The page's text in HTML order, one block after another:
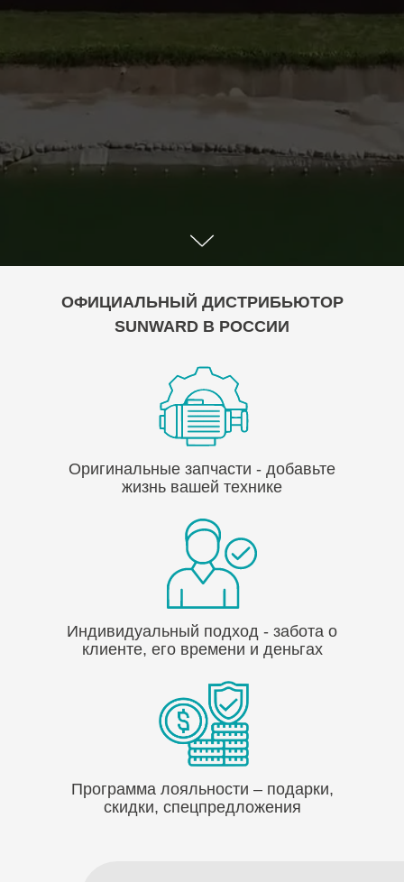
Программа лояльности – подарки,
скидки, спецпредложения
Индивидуальный подход - забота о
клиенте, его времени и деньгах
Оригинальные запчасти - добавьте
жизнь вашей технике
ОФИЦИАЛЬНЫЙ ДИСТРИБЬЮТОР
SUNWARD В РОССИИ